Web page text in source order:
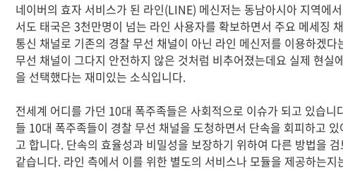
네이버의 효자 서비스가 된 라인(LINE) 메신저는 동남아시아 지역에
서도 태국은 3천만명이 넘는 라인 사용자를 확보하면서 주요 메세징
통신 채널로 기존의 경찰 무선 채널이 아닌 라인 메신저를 이용하겠
무선 채널이 그다지 안전하지 않은 것처럼 비추어졌는데요 실제 현실
을 선택했다는 재미있는 소식입니다.
전세계 어디를 가던 10대 폭주족들은 사회적으로 이슈가 되고 있습
들 10대 폭주족들이 경찰 무선 채널을 도청하면서 단속을 회피하고
고 합니다. 단속의 효율성과 비밀성을 보장하기 위하여 다른 방법을
같습니다. 라인 측에서 이를 위한 별도의 서비스나 모듈을 제공하는